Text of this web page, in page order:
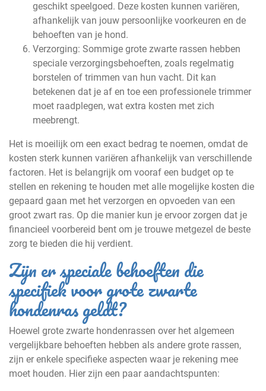
geschikt speelgoed. Deze kosten kunnen variëren,
afhankelijk van jouw persoonlijke voorkeuren en de
behoeften van je hond.
Verzorging: Sommige grote zwarte rassen hebben
speciale verzorgingsbehoeften, zoals regelmatig
borstelen of trimmen van hun vacht. Dit kan
betekenen dat je af en toe een professionele trimmer
moet raadplegen, wat extra kosten met zich
meebrengt.
Het is moeilijk om een exact bedrag te noemen, omdat de
kosten sterk kunnen variëren afhankelijk van verschillende
factoren. Het is belangrijk om vooraf een budget op te
stellen en rekening te houden met alle mogelijke kosten die
gepaard gaan met het verzorgen en opvoeden van een
groot zwart ras. Op die manier kun je ervoor zorgen dat je
financieel voorbereid bent om je trouwe metgezel de beste
zorg te bieden die hij verdient.
Zijn er speciale behoeften die
specifiek voor grote zwarte
hondenras geldt?
Hoewel grote zwarte hondenrassen over het algemeen
vergelijkbare behoeften hebben als andere grote rassen,
zijn er enkele specifieke aspecten waar je rekening mee
moet houden. Hier zijn een paar aandachtspunten: